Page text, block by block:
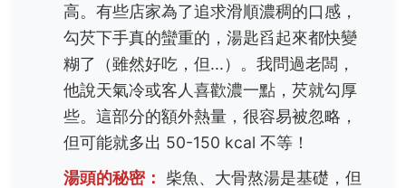
高。有些店家為了追求滑順濃稠的口感，
勾芡下手真的蠻重的，湯匙舀起來都快變
糊了（雖然好吃，但...）。我問過老闆，
他說天氣冷或客人喜歡濃一點，芡就勾厚
些。這部分的額外熱量，很容易被忽略，
但可能就多出 50-150 kcal 不等！
湯頭的秘密：
柴魚、大骨熬湯是基礎，但